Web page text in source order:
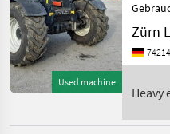
Kramer
Show
all 35
MARKETPLACE
Dealer
Used machine
Zürn
Heavy
Deutz